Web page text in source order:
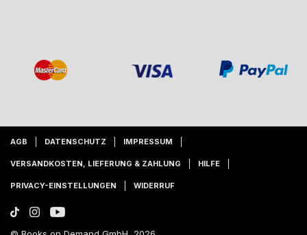
AGB DATENSCHUTZ IMPRESSUM
VERSANDKOSTEN, LIEFERUNG & ZAHLUNG HILFE
PRIVACY-EINSTELLUNGEN WIDERRUF